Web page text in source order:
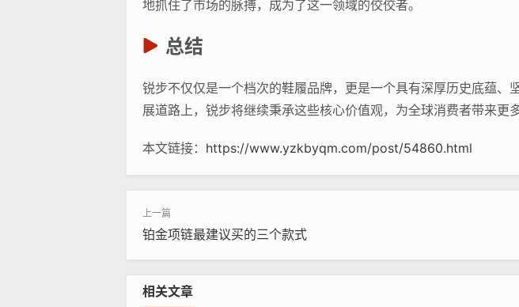
地抓住了市场的脉搏，成为了这一领域的佼佼者。
总结
锐步不仅仅是一个档次的鞋履品牌，更是一个具有深厚历史底蕴
展道路上，锐步将继续秉承这些核心价值观，为全球消费者带来更
本文链接： https://www.yzkbyqm.com/post/54860.html
铂金项链最建议买的三个款式
相关文章